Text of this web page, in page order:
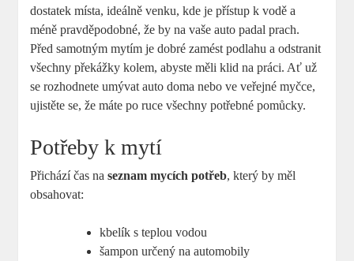
dostatek místa, ideálně venku, ‍kde je přístup‌ k vodě a
méně pravděpodobné, že by na vaše auto padal prach.
Před samotným mytím je dobré zamést podlahu ‌a odstranit
všechny překážky kolem,‍ abyste měli klid na práci. Ať ‌už
se rozhodnete umývat auto doma nebo ve veřejné myčce,‍
ujistěte se, že máte ⁢po ruce všechny potřebné pomůcky.
Potřeby k mytí
Přichází čas naseznam mycích potřeb, který by⁢ měl
obsahovat:
kbelík s teplou vodou
šampon určený na automobily